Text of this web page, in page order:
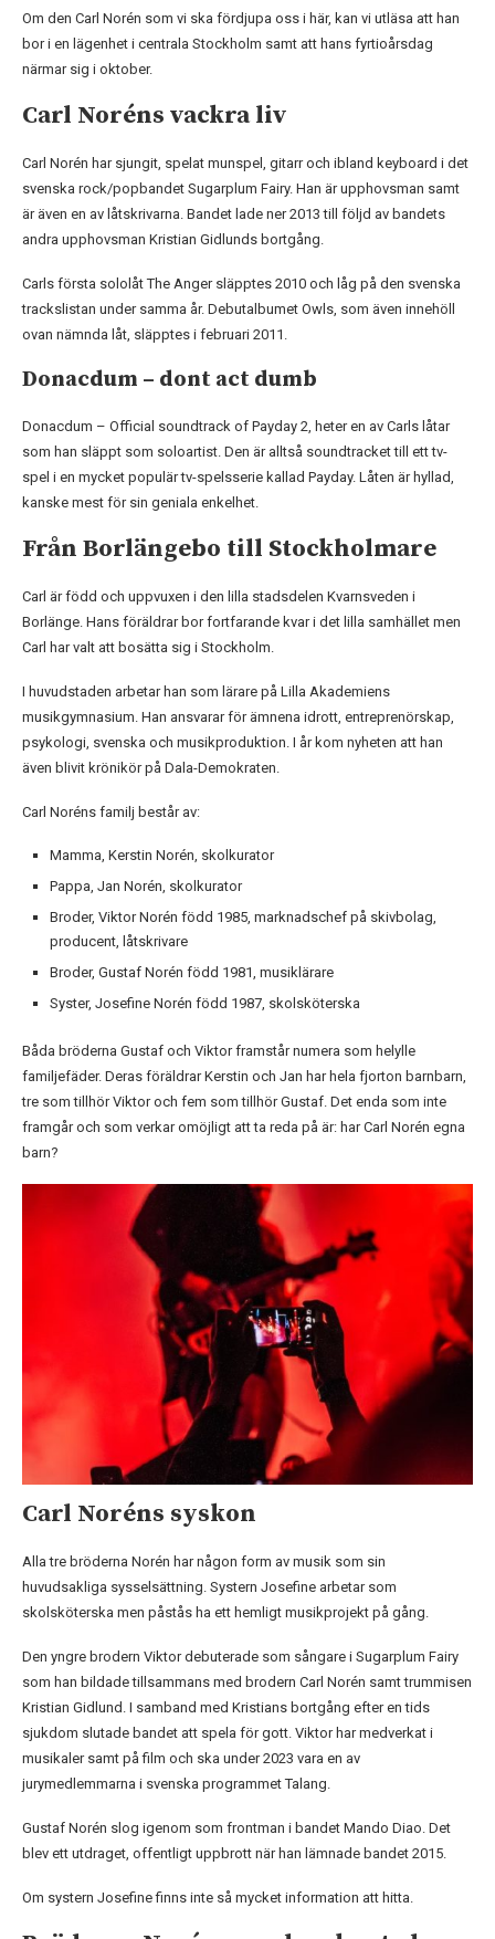
Om den Carl Norén som vi ska fördjupa oss i här, kan vi utläsa att han
bor i en lägenhet i centrala Stockholm samt att hans fyrtioårsdag
närmar sig i oktober.
Carl Noréns vackra liv
Carl Norén har sjungit, spelat munspel, gitarr och ibland keyboard i det
svenska rock/popbandet Sugarplum Fairy. Han är upphovsman samt
är även en av låtskrivarna. Bandet lade ner 2013 till följd av bandets
andra upphovsman Kristian Gidlunds bortgång.
Carls första sololåt The Anger släpptes 2010 och låg på den svenska
trackslistan under samma år. Debutalbumet Owls, som även innehöll
ovan nämnda låt, släpptes i februari 2011.
Donacdum – dont act dumb
Donacdum – Official soundtrack of Payday 2, heter en av Carls låtar
som han släppt som soloartist. Den är alltså soundtracket till ett tv-
spel i en mycket populär tv-spelsserie kallad Payday. Låten är hyllad,
kanske mest för sin geniala enkelhet.
Från Borlängebo till Stockholmare
Carl är född och uppvuxen i den lilla stadsdelen Kvarnsveden i
Borlänge. Hans föräldrar bor fortfarande kvar i det lilla samhället men
Carl har valt att bosätta sig i Stockholm.
I huvudstaden arbetar han som lärare på Lilla Akademiens
musikgymnasium. Han ansvarar för ämnena idrott, entreprenörskap,
psykologi, svenska och musikproduktion. I år kom nyheten att han
även blivit krönikör på Dala-Demokraten.
Carl Noréns familj består av:
Mamma, Kerstin Norén, skolkurator
Pappa, Jan Norén, skolkurator
Broder, Viktor Norén född 1985, marknadschef på skivbolag,
producent, låtskrivare
Broder, Gustaf Norén född 1981, musiklärare
Syster, Josefine Norén född 1987, skolsköterska
Båda bröderna Gustaf och Viktor framstår numera som helylle
familjefäder. Deras föräldrar Kerstin och Jan har hela fjorton barnbarn,
tre som tillhör Viktor och fem som tillhör Gustaf. Det enda som inte
framgår och som verkar omöjligt att ta reda på är: har Carl Norén egna
barn?
Carl Noréns syskon
Alla tre bröderna Norén har någon form av musik som sin
huvudsakliga sysselsättning. Systern Josefine arbetar som
skolsköterska men påstås ha ett hemligt musikprojekt på gång.
Den yngre brodern Viktor debuterade som sångare i Sugarplum Fairy
som han bildade tillsammans med brodern Carl Norén samt trummisen
Kristian Gidlund. I samband med Kristians bortgång efter en tids
sjukdom slutade bandet att spela för gott. Viktor har medverkat i
musikaler samt på film och ska under 2023 vara en av
jurymedlemmarna i svenska programmet Talang.
Gustaf Norén slog igenom som frontman i bandet Mando Diao. Det
blev ett utdraget, offentligt uppbrott när han lämnade bandet 2015.
Om systern Josefine finns inte så mycket information att hitta.